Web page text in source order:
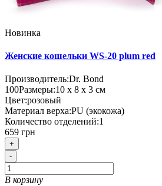
Новинка
Женские кошельки WS-20 plum red
Производитель:Dr. Bond
100Размеры:10 х 8 х 3 см
Цвет:розовый
Материал верха:PU (экокожа)
Количество отделений:1
659 грн
+
-
В корзину